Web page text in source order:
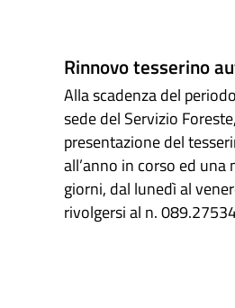
Rinnovo tesserino
Alla scadenza del
sede del Servizio
presentazione del
all’anno in corso ed
giorni, dal lunedì al
rivolgersi al n.